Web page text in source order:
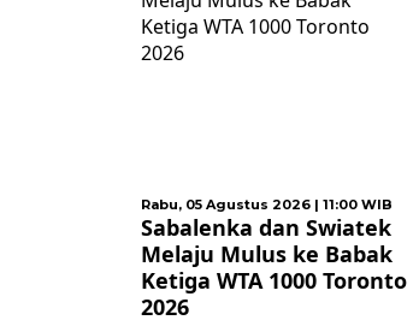
Selasa, 04 Agustus 2026 | 23:00
WIB
Gol Yuran Fernandes
Antar Persebaya Jumpa
Persib di Final Piala